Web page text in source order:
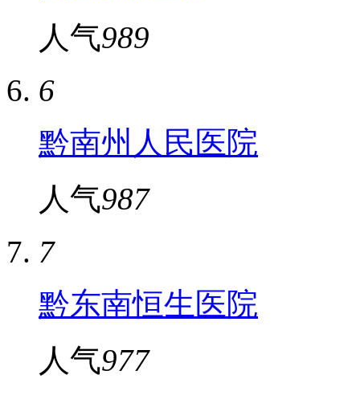
人气989
6
黔南州人民医院
人气987
7
​黔东南恒生医院
人气977